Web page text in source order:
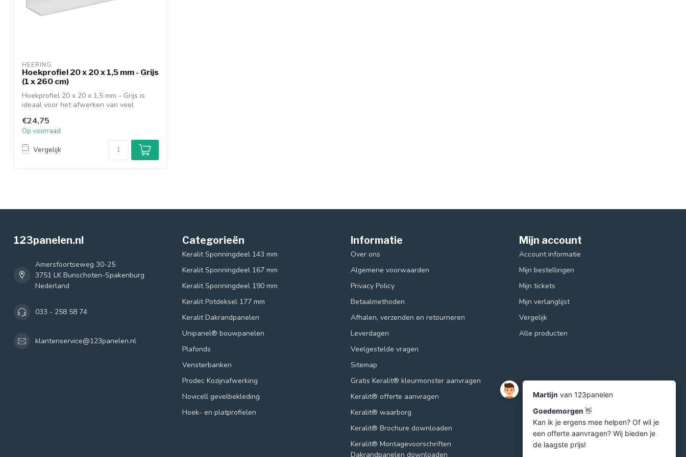
HEERING
Hoekprofiel 20 x 20 x 1,5 mm - Grijs
(1 x 260 cm)
Hoekprofiel 20 x 20 x 1,5 mm - Grijs is
ideaal voor het afwerken van veel
€24,75
Op voorraad
Vergelijk
123panelen.nl
Amersfoortseweg 30-25
3751 LK Bunschoten-Spakenburg
Nederland
033 - 258 58 74
klantenservice@123panelen.nl
Categorieën
Keralit Sponningdeel 143 mm
Keralit Sponningdeel 167 mm
Keralit Sponningdeel 190 mm
Keralit Potdeksel 177 mm
Keralit Dakrandpanelen
Unipanel® bouwpanelen
Plafonds
Vensterbanken
Prodec Kozijnafwerking
Novicell gevelbekleding
Hoek- en platprofielen
Informatie
Over ons
Algemene voorwaarden
Privacy Policy
Betaalmethoden
Afhalen, verzenden en retourneren
Leverdagen
Veelgestelde vragen
Sitemap
Gratis Keralit® kleurmonster aanvragen
Keralit® offerte aanvragen
Keralit® waarborg
Keralit® Brochure downloaden
Keralit® Montagevoorschriften
Dakrandpanelen downloaden
Mijn account
Account informatie
Mijn bestellingen
Mijn tickets
Mijn verlanglijst
Vergelijk
Alle producten